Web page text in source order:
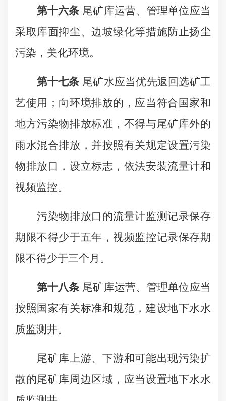
第十六条 尾矿库运营、管理单位应当
采取库面抑尘、边坡绿化等措施防止扬尘
污染，美化环境。
第十七条 尾矿水应当优先返回选矿工
艺使用；向环境排放的，应当符合国家和
地方污染物排放标准，不得与尾矿库外的
雨水混合排放，并按照有关规定设置污染
物排放口，设立标志，依法安装流量计和
视频监控。
污染物排放口的流量计监测记录保存
期限不得少于五年，视频监控记录保存期
限不得少于三个月。
第十八条 尾矿库运营、管理单位应当
按照国家有关标准和规范，建设地下水水
质监测井。
尾矿库上游、下游和可能出现污染扩
散的尾矿库周边区域，应当设置地下水水